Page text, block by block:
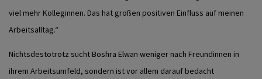
viel mehr Kolleginnen. Das hat großen positiven Einfluss auf meinen
Arbeitsalltag.“
Nichtsdestotrotz sucht Boshra Elwan weniger nach Freundinnen in
ihrem Arbeitsumfeld, sondern ist vor allem darauf bedacht